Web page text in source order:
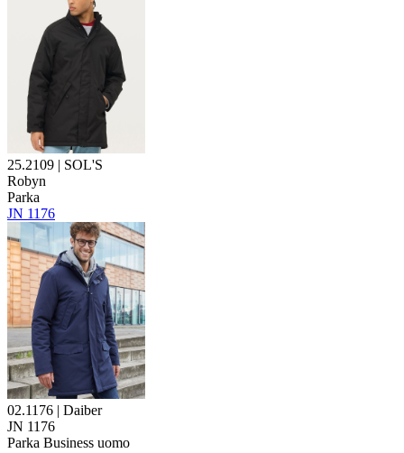
25.2109 | SOL'S
Robyn
Parka
JN 1176
02.1176 | Daiber
JN 1176
Parka Business uomo